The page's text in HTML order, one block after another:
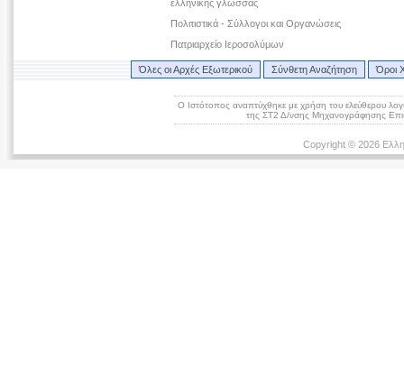
ελληνικής γλώσσας
Πολιτιστικά - Σύλλογοι και Οργανώσεις
Πατριαρχείο Ιεροσολύμων
Όλες οι Αρχές Εξωτερικού Σύνθετη Αναζήτηση Όροι
Ο Ιστότοπος αναπτύχθηκε με χρήση του ελεύθερου
της ΣΤ2 Δ/νσης Μηχανογράφησης
Copyright © 2026